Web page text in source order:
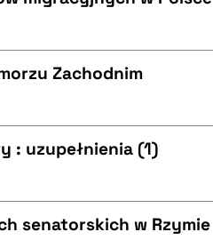
Zachodnim
: uzupełnienia (1)
senatorskich w Rzymie